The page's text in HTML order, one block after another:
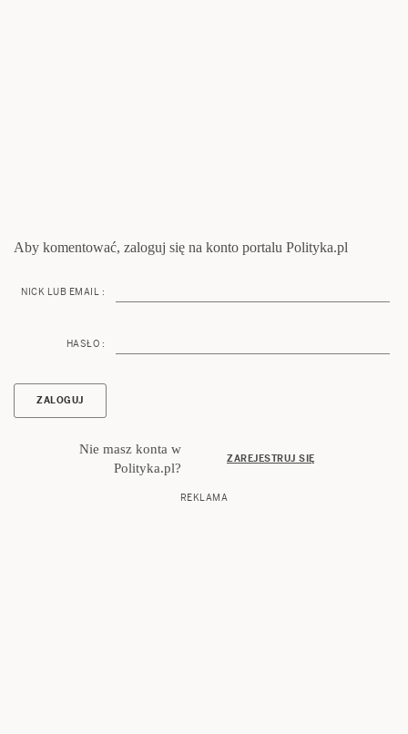
Aby komentować, zaloguj się na konto portalu Polityka.pl
NICK LUB EMAIL :
HASŁO :
Nie masz konta w
Polityka.pl?
ZAREJESTRUJ SIĘ
REKLAMA